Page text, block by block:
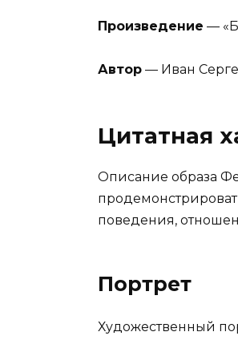
Произведение —
Автор — Иван
Цитатная
Описание образа
поведения,
Портрет
Художественный